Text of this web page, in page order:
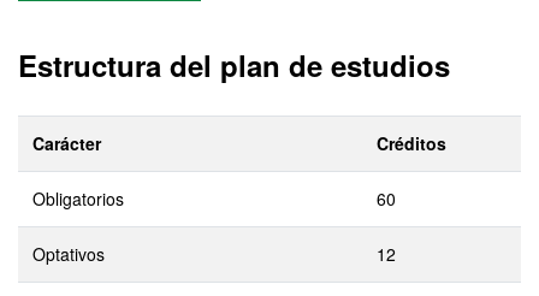
Estructura del plan de estudios
Carácter Créditos
Obligatorios 60
Optativos 12